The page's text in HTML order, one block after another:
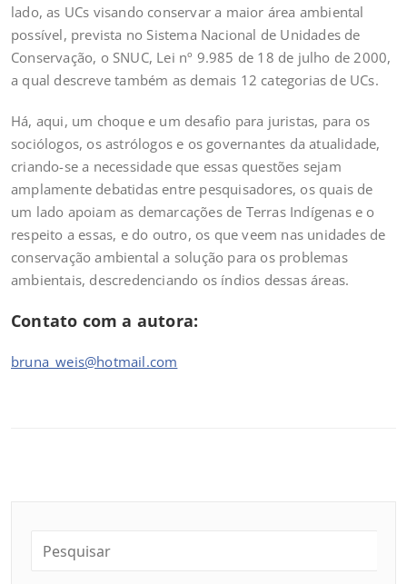
lado, as UCs visando conservar a maior área ambiental
possível, prevista no Sistema Nacional de Unidades de
Conservação, o SNUC, Lei nº 9.985 de 18 de julho de 2000,
a qual descreve também as demais 12 categorias de UCs.
Há, aqui, um choque e um desafio para juristas, para os
sociólogos, os astrólogos e os governantes da atualidade,
criando-se a necessidade que essas questões sejam
amplamente debatidas entre pesquisadores, os quais de
um lado apoiam as demarcações de Terras Indígenas e o
respeito a essas, e do outro, os que veem nas unidades de
conservação ambiental a solução para os problemas
ambientais, descredenciando os índios dessas áreas.
Contato com a autora:
bruna_weis@hotmail.com